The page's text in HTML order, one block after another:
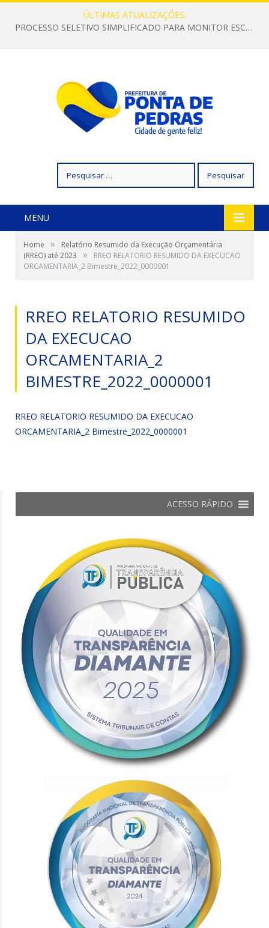
ÚLTIMAS ATUALIZAÇÕES:
PROCESSO SELETIVO SIMPLIFICADO PARA MONITOR ESCOLAR
por:
MENU
Home »
Relatório Resumido da Execução Orçamentária
(RREO) até 2023
»
RREO RELATORIO RESUMIDO DA EXECUCAO
ORCAMENTARIA_2 Bimestre_2022_0000001
RREO RELATORIO RESUMIDO
DA EXECUCAO
ORCAMENTARIA_2
BIMESTRE_2022_0000001
RREO RELATORIO RESUMIDO DA EXECUCAO
ORCAMENTARIA_2 Bimestre_2022_0000001
ACESSO RÁPIDO